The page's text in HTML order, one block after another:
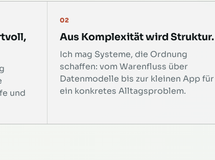
und
02
Aus Komplexität wird Struktur.
Ich mag Systeme, die Ordnung
schaffen: vom Warenfluss über
Datenmodelle bis zur kleinen App für
ein konkretes Alltagsproblem.